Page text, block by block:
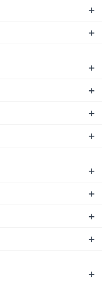
+
+
+
+
+
+
+
+
+
+
+